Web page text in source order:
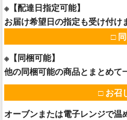
※【配達日指定可能】
お届け希望日の指定も受け付け
□
※【同梱可能】
他の同梱可能の商品とまとめて
□ お召
オーブンまたは電子レンジで温